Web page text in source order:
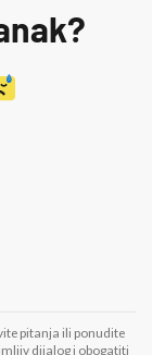
pitanja ili ponudite
dijalog i obogatiti